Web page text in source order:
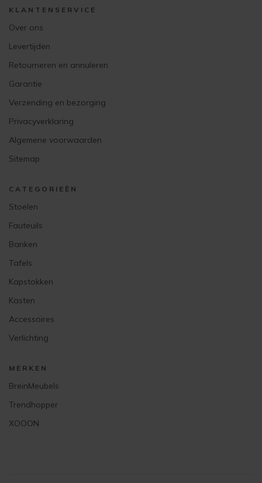
KLANTENSERVICE
Over ons
Levertijden
Retourneren en annuleren
Garantie
Verzending en bezorging
Privacyverklaring
Algemene voorwaarden
Sitemap
CATEGORIEËN
Stoelen
Fauteuils
Banken
Tafels
Kapstokken
Kasten
Accessoires
Verlichting
MERKEN
BreinMeubels
Trendhopper
XOOON